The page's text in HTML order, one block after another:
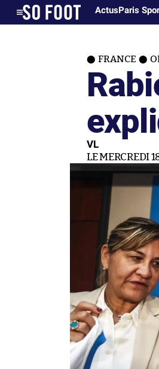
ActusParis
FRANCE
VL
LE MERCREDI